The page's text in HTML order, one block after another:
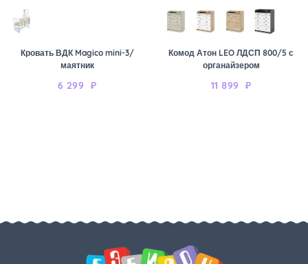
Кровать ВДК Magico mini-3/
маятник
6 299 ₽
Комод Атон LEO ЛДСП 800/5 с
органайзером
11 899 ₽